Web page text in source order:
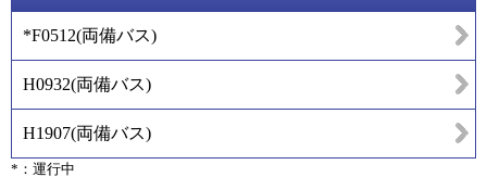
*F0512(両備バス)
H0932(両備バス)
H1907(両備バス)
*：運行中